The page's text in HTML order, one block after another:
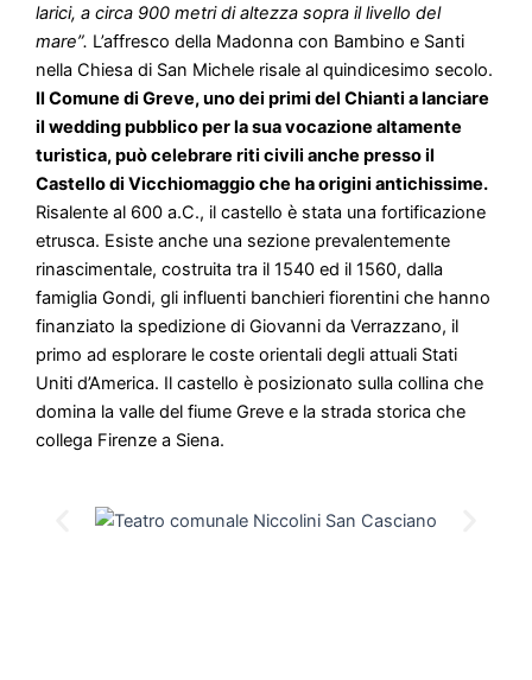
larici, a circa 900 metri di altezza sopra il livello del
mare”. L’affresco della Madonna con Bambino e Santi
nella Chiesa di San Michele risale al quindicesimo secolo.
Il Comune di Greve, uno dei primi del Chianti a lanciare
il wedding pubblico per la sua vocazione altamente
turistica, può celebrare riti civili anche presso il
Castello di Vicchiomaggio che ha origini antichissime.
Risalente al 600 a.C., il castello è stata una fortificazione
etrusca. Esiste anche una sezione prevalentemente
rinascimentale, costruita tra il 1540 ed il 1560, dalla
famiglia Gondi, gli influenti banchieri fiorentini che hanno
finanziato la spedizione di Giovanni da Verrazzano, il
primo ad esplorare le coste orientali degli attuali Stati
Uniti d’America. Il castello è posizionato sulla collina che
domina la valle del fiume Greve e la strada storica che
collega Firenze a Siena.